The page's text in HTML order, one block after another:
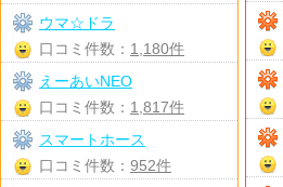
ウマ☆ドラ
口コミ件数： 1,180件
えーあいNEO
口コミ件数： 1,817件
スマートホース
口コミ件数： 952件